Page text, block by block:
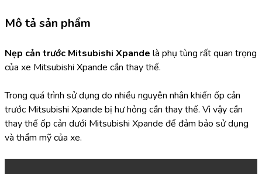
Mô tả sản phẩm
Nẹp cản trước Mitsubishi Xpande là phụ tùng rất quan trọng
của xe Mitsubishi Xpande cần thay thế.
Trong quá trình sử dụng do nhiều nguyên nhân khiến ốp cản
trước Mitsubishi Xpande bị hư hỏng cần thay thế. Vì vậy cần
thay thế ốp cản dưới Mitsubishi Xpande để đảm bảo sử dụng
và thẩm mỹ của xe.